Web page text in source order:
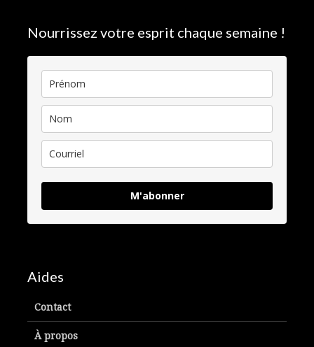
Nourrissez votre esprit chaque semaine !
M'abonner
Aides
Contact
À propos